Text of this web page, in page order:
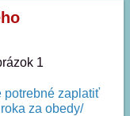
potrebné zaplatiť
za obedy/